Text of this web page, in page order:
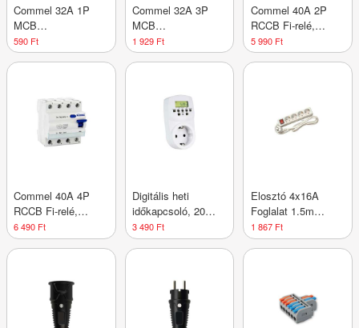
Commel 32A 1P
MCB
kismegszakító, B
karakterisztikával,
590 Ft
Commel 32A 3P
MCB
kismegszakító, C
karakterisztikával,
1 929 Ft
Commel 40A 2P
RCCB Fi-relé,
30mA, A típus,
6kA, IP20, DIN
5 990 Ft
Commel 40A 4P
RCCB Fi-relé,
30mA, AC típus,
6kA, IP20, DIN
6 490 Ft
Digitális heti
időkapcsoló, 20
program, LCD
kijelző,
3 490 Ft
Elosztó 4x16A
Foglalat 1.5m
Kapcsolóval
1 867 Ft